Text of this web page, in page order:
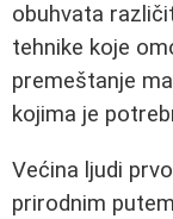
obuhvata
tehnike koje
premeštanje
kojima je
Većina ljudi
prirodnim